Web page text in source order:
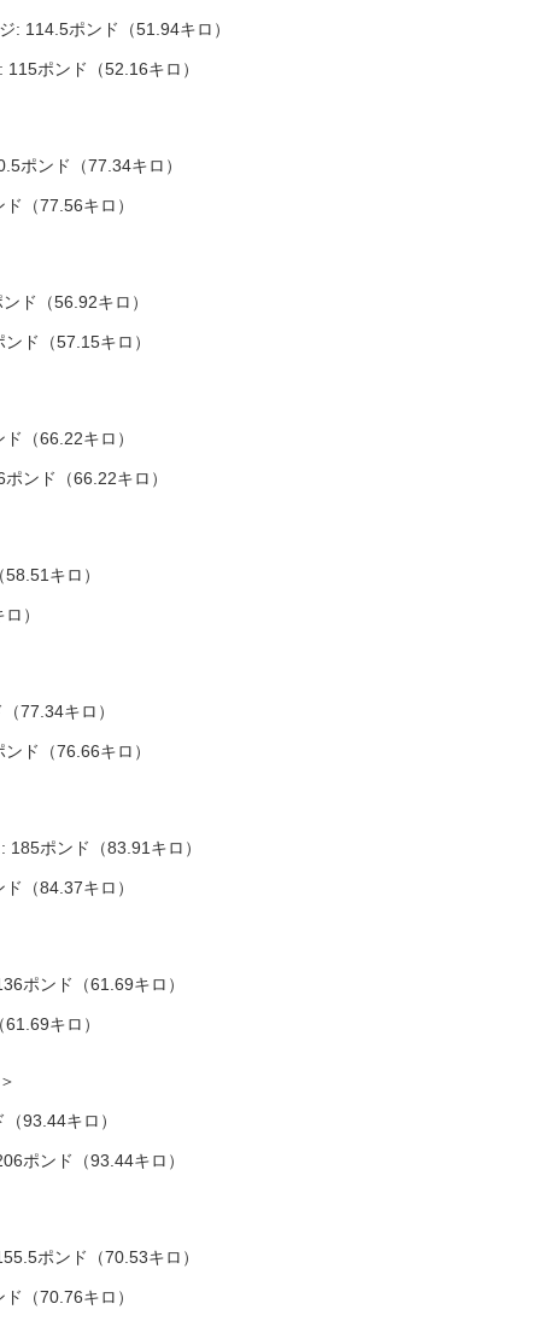
: 114.5ポンド（51.94キロ）
ポンド（52.16キロ）
ポンド（77.34キロ）
（77.56キロ）
ド（56.92キロ）
ド（57.15キロ）
（66.22キロ）
ンド（66.22キロ）
キロ）
）
77.34キロ）
ド（76.66キロ）
ポンド（83.91キロ）
（84.37キロ）
ポンド（61.69キロ）
キロ）
93.44キロ）
ポンド（93.44キロ）
ポンド（70.53キロ）
（70.76キロ）